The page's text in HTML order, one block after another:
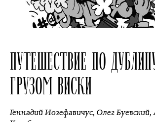
ПУТЕШЕСТВИЕ ПО
ГРУЗОМ ВИСКИ
Геннадий Иозефавичус, Олег Буевский,